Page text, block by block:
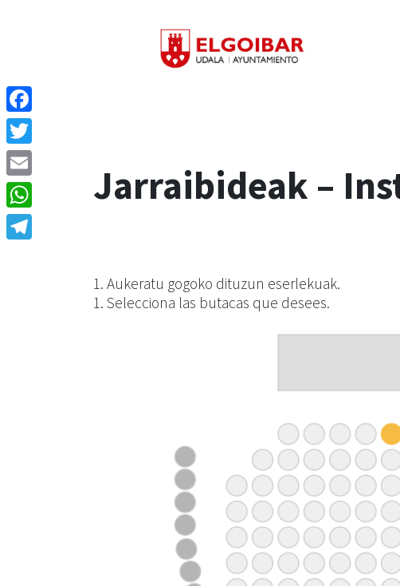
Jarraibideak –
1. Aukeratu gogoko dituzun eserlekuak.
1. Selecciona las butacas que desees.
Facebook
Twitter
Email
WhatsApp